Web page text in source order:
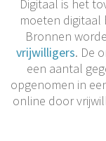
Digitaal is het
moeten digitaal
Bronnen
vrijwilligers. De
een aantal
opgenomen in
online door